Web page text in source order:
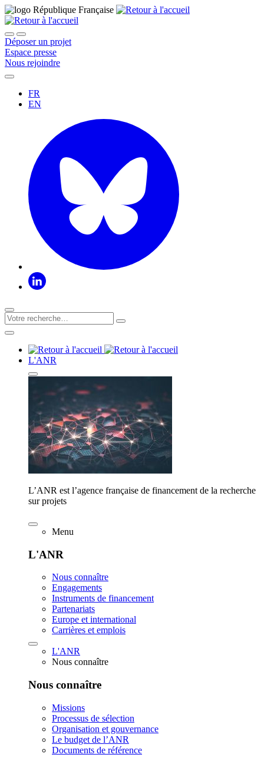
Déposer un projet
Espace presse
Nous rejoindre
FR
EN
L'ANR
L’ANR est l’agence française de financement de la recherche
sur projets
Menu
L'ANR
Nous connaître
Engagements
Instruments de financement
Partenariats
Europe et international
Carrières et emplois
L'ANR
Nous connaître
Nous connaître
Missions
Processus de sélection
Organisation et gouvernance
Le budget de l’ANR
Documents de référence